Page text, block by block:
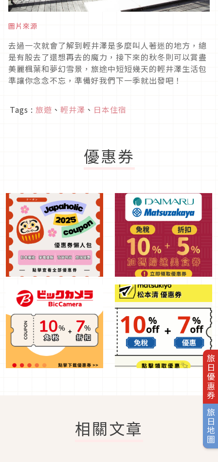
旅日優惠券
旅日地圖
圖片來源
去過一次就會了解到輕井澤是多麼叫人著迷的地方，總
是有股去了還想再去的魔力，接下來的秋冬則可以賞盡
美麗楓葉和夢幻雪景，旅途中短短幾天的輕井澤生活包
準讓你念念不忘，準備好我們下一季就出發吧！
Tags : 旅遊 、 輕井澤 、 日本住宿
優惠券
相關文章